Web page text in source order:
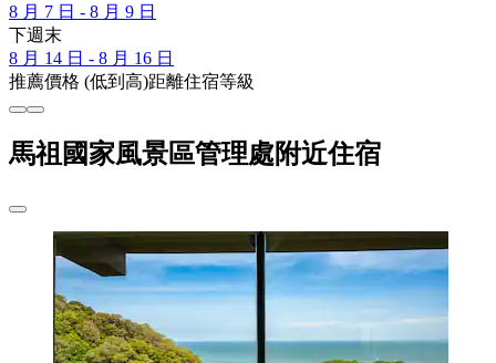
8 月 7 日 - 8 月 9 日
下週末
8 月 14 日 - 8 月 16 日
推薦價格 (低到高)距離住宿等級
馬祖國家風景區管理處附近住宿